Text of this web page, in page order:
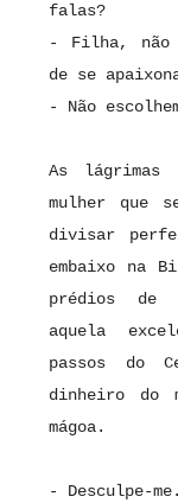
falas?
- Filha, não
de se
- Não
As lágrimas
mulher que
divisar
embaixo na
prédios de
aquela
passos do
dinheiro do
mágoa.
- Desculpe-